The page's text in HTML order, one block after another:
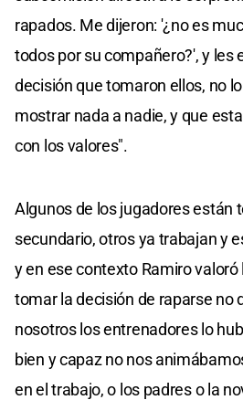
rapados. Me dijeron: '¿no es
todos por su compañero?', y les
decisión que tomaron ellos, no
mostrar nada a nadie, y que
con los valores".
Algunos de los jugadores están
secundario, otros ya trabajan y
y en ese contexto Ramiro valoró
tomar la decisión de raparse no
nosotros los entrenadores lo
bien y capaz no nos
en el trabajo, o los padres o la